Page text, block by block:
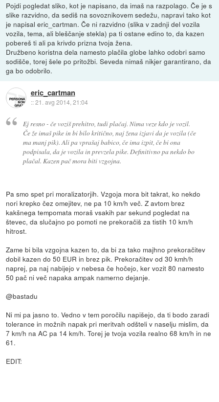
Pojdi pogledat sliko, kot je napisano, da imaš na razpolago. Če je s
slike razvidno, da sediš na sovoznikovem sedežu, napravi tako kot
je napisal eric_cartman. Če ni razvidno (slika v zadnji del vozila
vozila, tema, ali bleščanje stekla) pa ti ostane edino to, da kazen
pobereš ti ali pa krivdo prizna tvoja žena.
Družbeno koristna dela namesto plačila globe lahko odobri samo
sodišče, torej šele po pritožbi. Seveda nimaš nikjer garantirano, da
ga bo odobrilo.
eric_cartman
::21. avg 2014, 21:04
Ej resno - če voziš prehitro, tudi plačaj. Nima veze kdo je vozil.
Če že imaš pike in bi bilo kritično, naj žena izjavi da je vozila (če
ma manj pik). Ali pa vprašaj babico, če ima izpit, če bi ona
podpisala, da je vozila in prevzela pike. Definitivno pa nekdo bo
plačal. Kazen pač mora biti vzgojna.
Pa smo spet pri moralizatorjih. Vzgoja mora bit takrat, ko nekdo
nori krepko čez omejitev, ne pa 10 km/h več. Z avtom brez
kakšnega tempomata moraš vsakih par sekund pogledat na
števec, da slučajno po pomoti ne prekoračiš za tistih 10 km/h
hitrost.
Zame bi bila vzgojna kazen to, da bi za tako majhno prekoračitev
dobil kazen do 50 EUR in brez pik. Prekoračitev od 30 kmh/h
naprej, pa naj nabijejo v nebesa če hočejo, ker vozit 80 namesto
50 pač ni več napaka ampak namerno dejanje.
@bastadu
Ni mi pa jasno to. Vedno v tem poročilu napišejo, da ti bodo zaradi
tolerance in možnih napak pri meritvah odšteli v naselju mislim, da
7 km/h na AC pa 14 km/h. Torej je tvoja vozila realno 68 km/h in ne
61.
EDIT: